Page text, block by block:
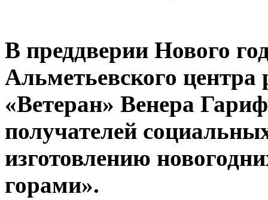
В преддверии Нового
Альметьевского
«Ветеран» Венера
получателей
изготовлению
горами».